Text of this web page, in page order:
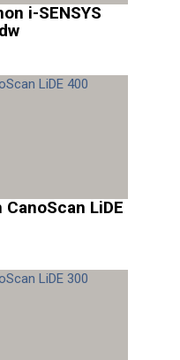
i-SENSYS
LiDE